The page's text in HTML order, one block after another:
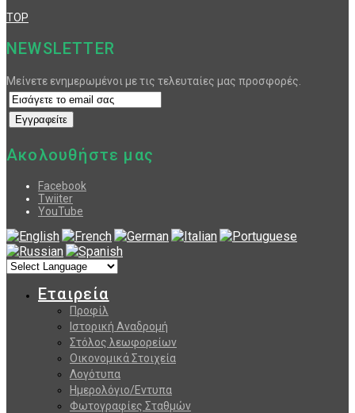
TOP
NEWSLETTER
Μείνετε ενημερωμένοι με τις τελευταίες μας προσφορές.
Ακολουθήστε μας
Facebook
Twiiter
YouTube
Εταιρεία
Προφίλ
Ιστορική Αναδρομή
Στόλος λεωφορείων
Οικονομικά Στοιχεία
Λογότυπα
Ημερολόγιο/Εντυπα
Φωτογραφίες Σταθμών